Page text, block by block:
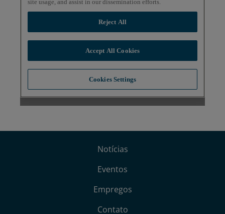
Notícias
Eventos
Empregos
Contato